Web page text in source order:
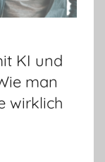
KI und
man
wirklich